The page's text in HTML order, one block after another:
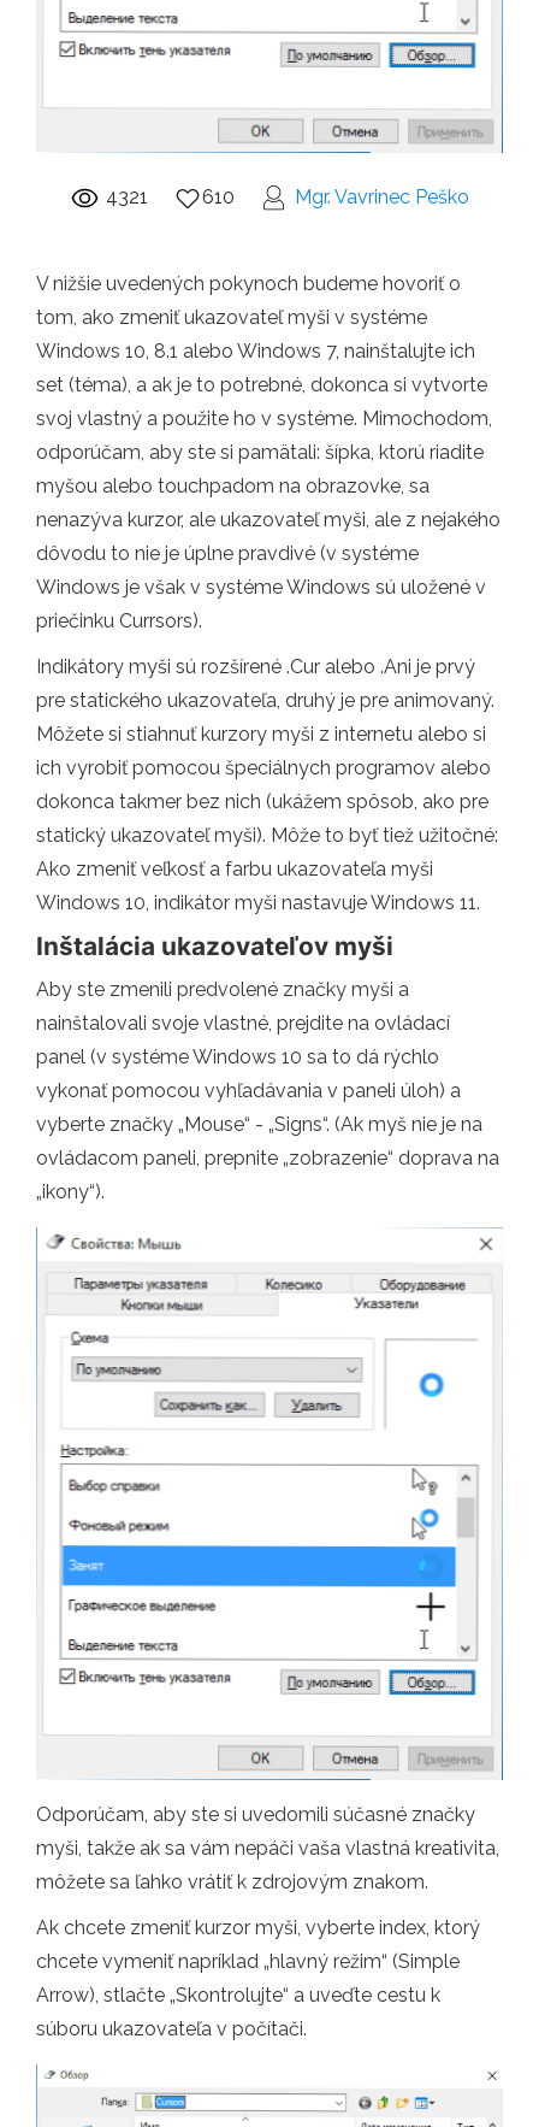
4321 610 Mgr. Vavrinec Peško
V nižšie uvedených pokynoch budeme hovoriť o
tom, ako zmeniť ukazovateľ myši v systéme
Windows 10, 8.1 alebo Windows 7, nainštalujte ich
set (téma), a ak je to potrebné, dokonca si vytvorte
svoj vlastný a použite ho v systéme. Mimochodom,
odporúčam, aby ste si pamätali: šípka, ktorú riadite
myšou alebo touchpadom na obrazovke, sa
nenazýva kurzor, ale ukazovateľ myši, ale z nejakého
dôvodu to nie je úplne pravdivé (v systéme
Windows je však v systéme Windows sú uložené v
priečinku Currsors).
Indikátory myši sú rozšírené .Cur alebo .Ani je prvý
pre statického ukazovateľa, druhý je pre animovaný.
Môžete si stiahnuť kurzory myši z internetu alebo si
ich vyrobiť pomocou špeciálnych programov alebo
dokonca takmer bez nich (ukážem spôsob, ako pre
statický ukazovateľ myši). Môže to byť tiež užitočné:
Ako zmeniť veľkosť a farbu ukazovateľa myši
Windows 10, indikátor myši nastavuje Windows 11.
Inštalácia ukazovateľov myši
Aby ste zmenili predvolené značky myši a
nainštalovali svoje vlastné, prejdite na ovládací
panel (v systéme Windows 10 sa to dá rýchlo
vykonať pomocou vyhľadávania v paneli úloh) a
vyberte značky „Mouse“ - „Signs“. (Ak myš nie je na
ovládacom paneli, prepnite „zobrazenie“ doprava na
„ikony“).
Odporúčam, aby ste si uvedomili súčasné značky
myši, takže ak sa vám nepáči vaša vlastná kreativita,
môžete sa ľahko vrátiť k zdrojovým znakom.
Ak chcete zmeniť kurzor myši, vyberte index, ktorý
chcete vymeniť napríklad „hlavný režim“ (Simple
Arrow), stlačte „Skontrolujte“ a uveďte cestu k
súboru ukazovateľa v počítači.